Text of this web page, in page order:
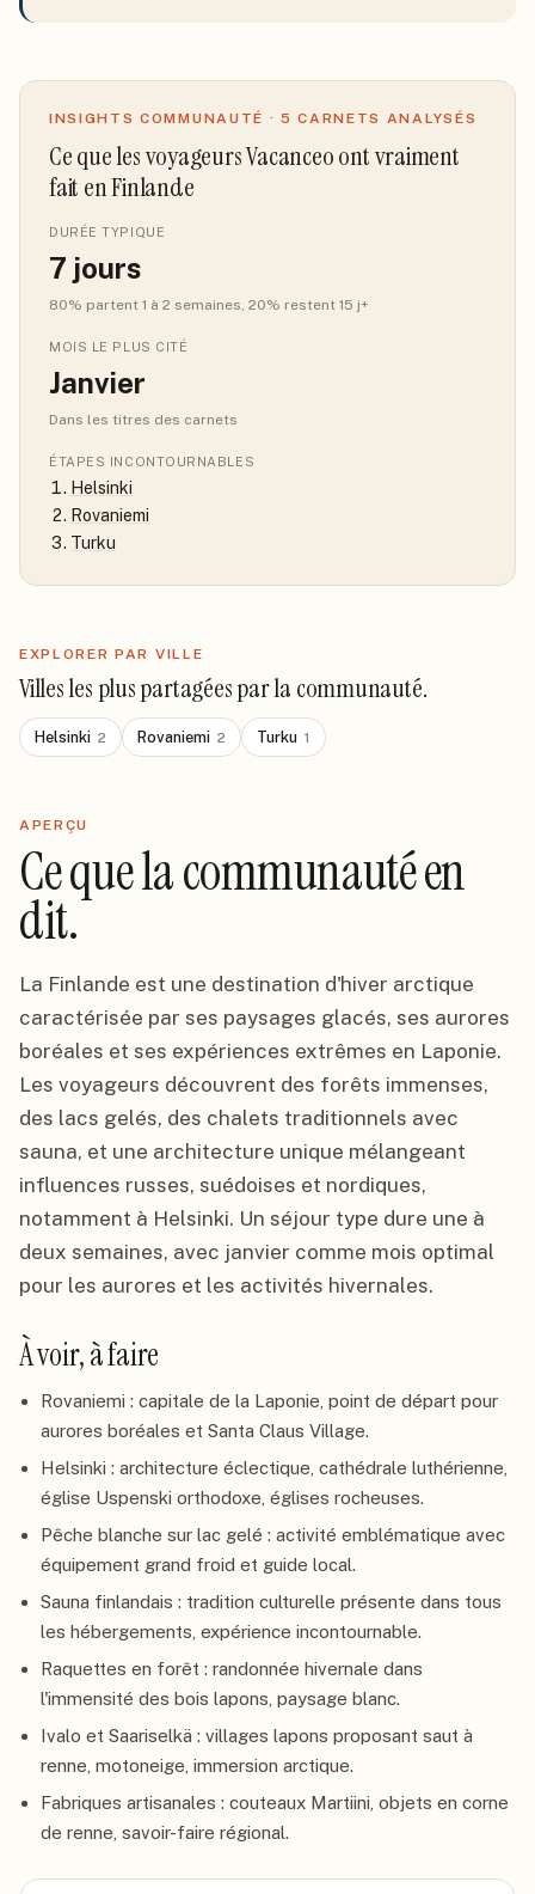
INSIGHTS COMMUNAUTÉ · 5 CARNETS ANALYSÉS
Ce que les voyageurs Vacanceo ont vraiment
fait en Finlande
DURÉE TYPIQUE
7 jours
80% partent 1 à 2 semaines, 20% restent 15 j+
MOIS LE PLUS CITÉ
Janvier
Dans les titres des carnets
ÉTAPES INCONTOURNABLES
Helsinki
Rovaniemi
Turku
EXPLORER PAR VILLE
Villes les plus partagées par la communauté.
Helsinki 2 Rovaniemi 2 Turku 1
APERÇU
Ce que la communauté en
dit.
La Finlande est une destination d'hiver arctique
caractérisée par ses paysages glacés, ses aurores
boréales et ses expériences extrêmes en Laponie.
Les voyageurs découvrent des forêts immenses,
des lacs gelés, des chalets traditionnels avec
sauna, et une architecture unique mélangeant
influences russes, suédoises et nordiques,
notamment à Helsinki. Un séjour type dure une à
deux semaines, avec janvier comme mois optimal
pour les aurores et les activités hivernales.
À voir, à faire
Rovaniemi : capitale de la Laponie, point de départ pour
aurores boréales et Santa Claus Village.
Helsinki : architecture éclectique, cathédrale luthérienne,
église Uspenski orthodoxe, églises rocheuses.
Pêche blanche sur lac gelé : activité emblématique avec
équipement grand froid et guide local.
Sauna finlandais : tradition culturelle présente dans tous
les hébergements, expérience incontournable.
Raquettes en forêt : randonnée hivernale dans
l'immensité des bois lapons, paysage blanc.
Ivalo et Saariselkä : villages lapons proposant saut à
renne, motoneige, immersion arctique.
Fabriques artisanales : couteaux Martiini, objets en corne
de renne, savoir-faire régional.